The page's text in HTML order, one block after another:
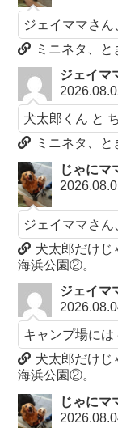
ジェイママさん
ミニネタ、と
ジェイマ
犬太郎くん と
ミニネタ、と
じゃにマ
ジェイママさん
犬太郎だけじ
海浜公園②。
ジェイマ
キャンプ場には
犬太郎だけじ
海浜公園②。
じゃにマ